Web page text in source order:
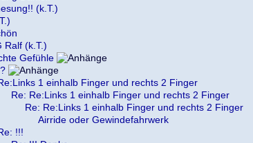
(k.T.)
Ralf (k.T.)
Gefühle
1 einhalb Finger und rechts 2 Finger
Re: Re:Links 1 einhalb Finger und rechts 2 Finger
Re: Re:Links 1 einhalb Finger und rechts 2 Finger
Airride oder Gewindefahrwerk
!!!